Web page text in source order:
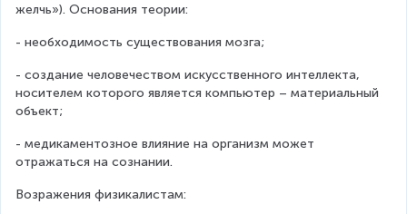
желчь»). Основания теории:
- необходимость существования мозга;
- создание человечеством искусственного интеллекта,
носителем которого является компьютер – материальный
объект;
- медикаментозное влияние на организм может
отражаться на сознании.
Возражения физикалистам: